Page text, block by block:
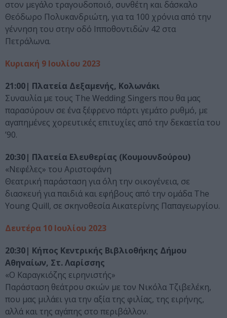
στον μεγάλο τραγουδοποιό, συνθέτη και δάσκαλο
Θεόδωρο Πολυκανδριώτη, για τα 100 χρόνια από την
γέννηση του στην οδό Ιπποθοντιδών 42 στα
Πετράλωνα.
Κυριακή 9 Ιουλίου 2023
21:00| Πλατεία Δεξαμενής, Κολωνάκι
Συναυλία με τους The Wedding Singers που θα μας
παρασύρουν σε ένα ξέφρενο πάρτι γεμάτο ρυθμό, με
αγαπημένες χορευτικές επιτυχίες από την δεκαετία του
’90.
20:30| Πλατεία Ελευθερίας (Κουμουνδούρου)
«Νεφέλες» του Αριστοφάνη
Θεατρική παράσταση για όλη την οικογένεια, σε
διασκευή για παιδιά και εφήβους από την ομάδα The
Young Quill, σε σκηνοθεσία Αικατερίνης Παπαγεωργίου.
Δευτέρα 10 Ιουλίου 2023
20:30| Κήπος Κεντρικής Βιβλιοθήκης Δήμου
Αθηναίων, Στ. Λαρίσσης
«Ο Καραγκιόζης ειρηνιστής»
Παράσταση θεάτρου σκιών με τον Νικόλα Τζιβελέκη,
που μας μιλάει για την αξία της φιλίας, της ειρήνης,
αλλά και της αγάπης στο περιβάλλον.